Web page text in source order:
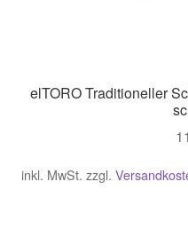
elTORO Traditioneller
inkl. MwSt. zzgl.